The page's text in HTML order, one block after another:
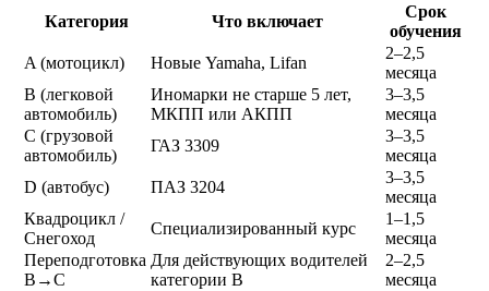
Категория
Что включает
Срок
обучения
A (мотоцикл)
Новые Yamaha, Lifan
2–2,5
месяца
B (легковой
автомобиль)
Иномарки не старше 5 лет,
МКПП или АКПП
3–3,5
месяца
C (грузовой
автомобиль)
ГАЗ 3309
3–3,5
месяца
D (автобус)
ПАЗ 3204
3–3,5
месяца
Квадроцикл /
Снегоход
Специализированный курс
1–1,5
месяца
Переподготовка
B→C
Для действующих водителей
категории B
2–2,5
месяца